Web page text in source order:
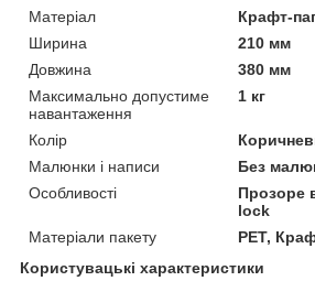
Матеріал
Крафт-
Ширина
210 мм
Довжина
380 мм
Максимально допустиме
навантаження
1 кг
Колір
Малюнки і написи
Без
Особливості
Прозоре
lock
Матеріали пакету
РЕТ,
Користувацькі характеристики